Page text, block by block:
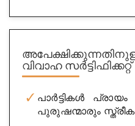
വിവാഹ സർട്ടിഫിക്കറ്റ്
പാർട്ടികൾ
പുരുഷന്മാരും